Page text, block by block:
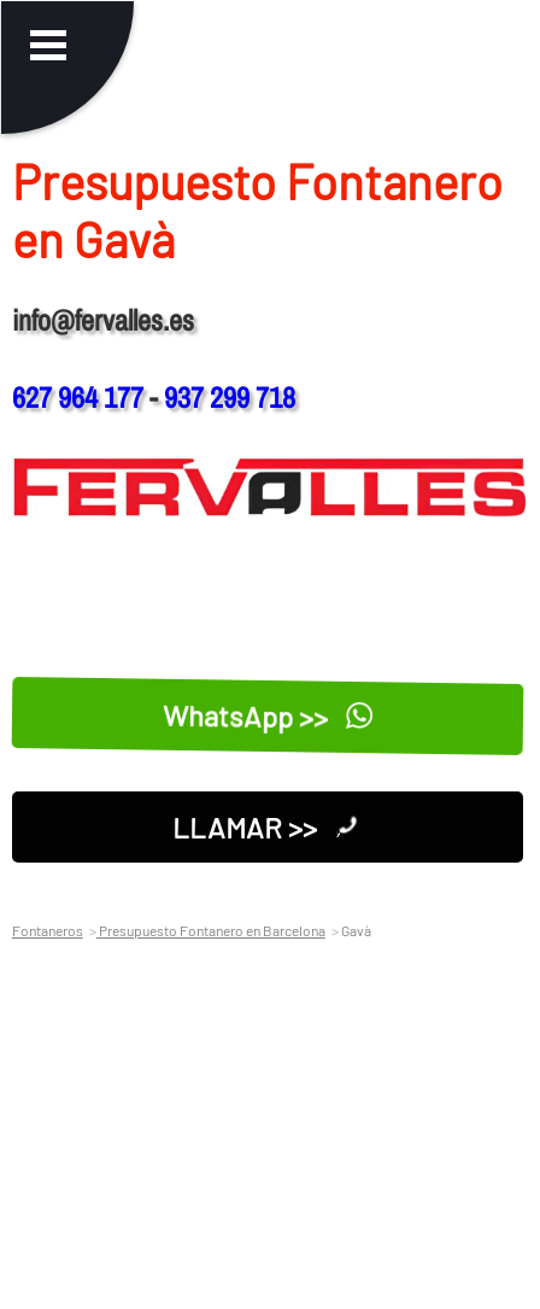
Presupuesto Fontanero
en Gavà
info@fervalles.es
627 964 177-937 299 718
WhatsApp >>
LLAMAR >>
Fontaneros Presupuesto Fontanero en Barcelona Gavà